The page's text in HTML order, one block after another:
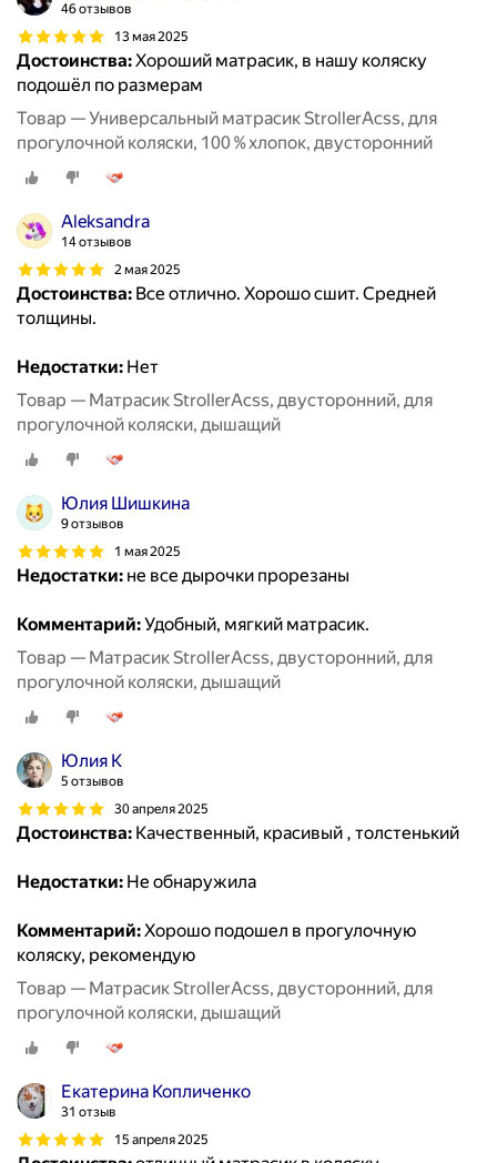
46 отзывов
13 мая 2025
Достоинства:Хороший матрасик, в нашу коляску
подошёл по размерам
Товар — Универсальный матрасик StrollerAcss, для
прогулочной коляски, 100 % хлопок, двусторонний
Aleksandra
14 отзывов
2 мая 2025
Достоинства: Все отлично. Хорошо сшит. Средней
толщины.
Недостатки: Нет
Товар — Матрасик StrollerAcss, двусторонний, для
прогулочной коляски, дышащий
Юлия Шишкина
9 отзывов
1 мая 2025
Недостатки: не все дырочки прорезаны
Комментарий:Удобный, мягкий матрасик.
Товар — Матрасик StrollerAcss, двусторонний, для
прогулочной коляски, дышащий
Юлия К
5 отзывов
30 апреля 2025
Достоинства: Качественный, красивый , толстенький
Недостатки: Не обнаружила
Комментарий:Хорошо подошел в прогулочную
коляску, рекомендую
Товар — Матрасик StrollerAcss, двусторонний, для
прогулочной коляски, дышащий
Екатерина Копличенко
31 отзыв
15 апреля 2025